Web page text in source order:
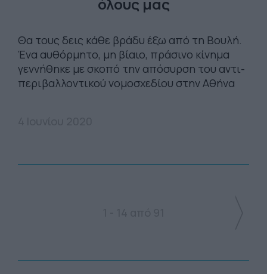
όλους μας
Θα τους δεις κάθε βράδυ έξω από τη Βουλή.
Ένα αυθόρμητο, μη βίαιο, πράσινο κίνημα
γεννήθηκε με σκοπό την απόσυρση του αντι-
περιβαλλοντικού νομοσχεδίου στην Αθήνα